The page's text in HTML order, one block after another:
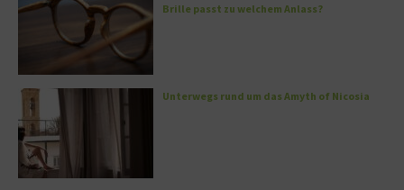
Brille passt zu welchem Anlass?
Unterwegs rund um das Amyth of Nicosia